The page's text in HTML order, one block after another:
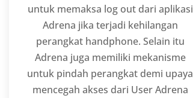
untuk memaksa log out dari aplikasi
Adrena jika terjadi kehilangan
perangkat handphone. Selain itu
Adrena juga memiliki mekanisme
untuk pindah perangkat demi upaya
mencegah akses dari User Adrena